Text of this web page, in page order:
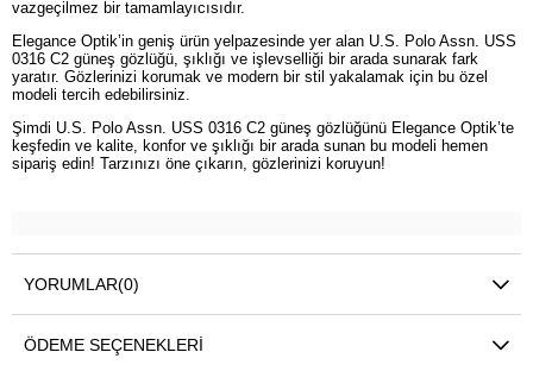
vazgeçilmez bir tamamlayıcısıdır.
Elegance Optik’in geniş ürün yelpazesinde yer alan U.S. Polo Assn. USS
0316 C2 güneş gözlüğü, şıklığı ve işlevselliği bir arada sunarak fark
yaratır. Gözlerinizi korumak ve modern bir stil yakalamak için bu özel
modeli tercih edebilirsiniz.
Şimdi U.S. Polo Assn. USS 0316 C2 güneş gözlüğünü Elegance Optik’te
keşfedin ve kalite, konfor ve şıklığı bir arada sunan bu modeli hemen
sipariş edin! Tarzınızı öne çıkarın, gözlerinizi koruyun!
YORUMLAR(0)
ÖDEME SEÇENEKLERI